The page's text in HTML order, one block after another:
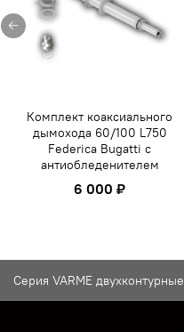
Комплект коаксиального
дымохода 60/100 L750
Federica Bugatti с
антиобледенителем
6 000 ₽
Серия VARME двухконтурные